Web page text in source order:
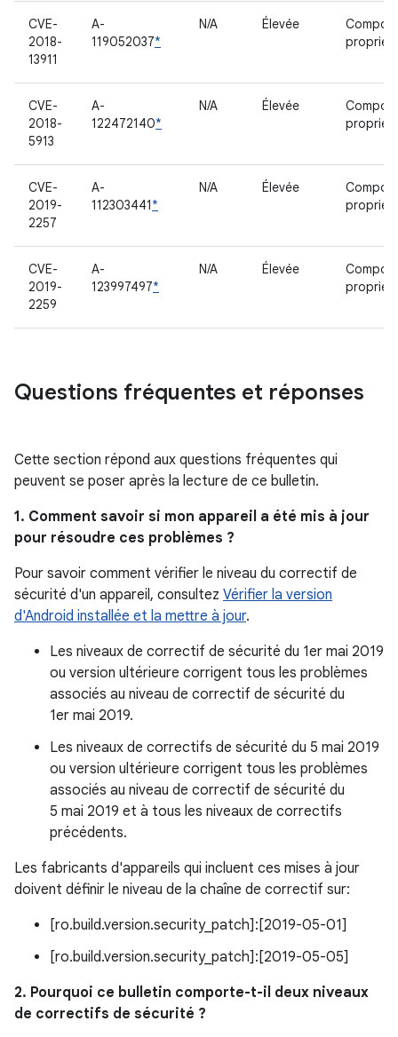
CVE-
2018-
13911
A-
119052037*
N/A Élevée
CVE-
2018-
5913
A-
122472140*
N/A Élevée
CVE-
2019-
2257
A-
112303441*
N/A Élevée
CVE-
2019-
2259
A-
123997497*
N/A Élevée
Questions fréquentes et réponses
Cette section répond aux questions fréquentes qui
peuvent se poser après la lecture de ce bulletin.
1. Comment savoir si mon appareil a été mis à jour
pour résoudre ces problèmes ?
Pour savoir comment vérifier le niveau du correctif de
sécurité d'un appareil, consultez Vérifier la version
d'Android installée et la mettre à jour.
Les niveaux de correctif de sécurité du 1er mai 2019
ou version ultérieure corrigent tous les problèmes
associés au niveau de correctif de sécurité du
1er mai 2019.
Les niveaux de correctifs de sécurité du 5 mai 2019
ou version ultérieure corrigent tous les problèmes
associés au niveau de correctif de sécurité du
5 mai 2019 et à tous les niveaux de correctifs
précédents.
Les fabricants d'appareils qui incluent ces mises à jour
doivent définir le niveau de la chaîne de correctif sur:
[ro.build.version.security_patch]:[2019-05-01]
[ro.build.version.security_patch]:[2019-05-05]
2. Pourquoi ce bulletin comporte-t-il deux niveaux
de correctifs de sécurité ?